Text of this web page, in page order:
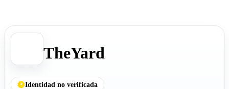
TheYard
Identidad no verificada